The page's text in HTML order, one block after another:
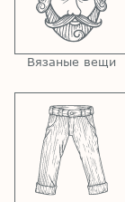
Вязаные вещи